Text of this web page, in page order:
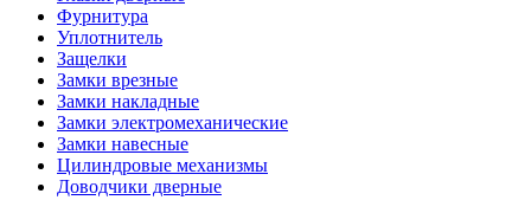
Фурнитура
Уплотнитель
Защелки
Замки врезные
Замки накладные
Замки электромеханические
Замки навесные
Цилиндровые механизмы
Доводчики дверные